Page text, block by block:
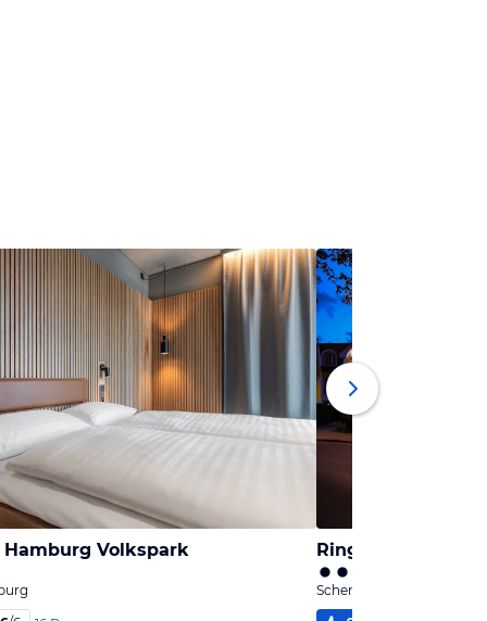
Hamburg Volkspark Ringhotel
Schenefeld, Schleswig-